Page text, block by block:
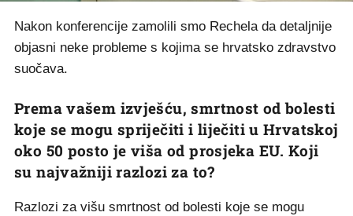
Nakon konferencije zamolili smo Rechela da detaljnije
objasni neke probleme s kojima se hrvatsko zdravstvo
suočava.
Prema vašem izvješću, smrtnost od bolesti
koje se mogu spriječiti i liječiti u Hrvatskoj
oko 50 posto je viša od prosjeka EU. Koji
su najvažniji razlozi za to?
Razlozi za višu smrtnost od bolesti koje se mogu